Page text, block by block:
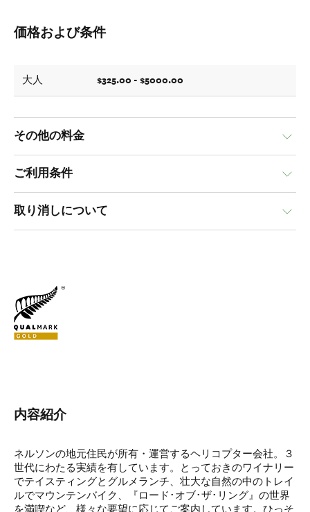
価格および条件
大人 $325.00 - $5000.00
その他の料金
ご利用条件
取り消しについて
内容紹介
ネルソンの地元住民が所有・運営するヘリコプター会社。３
世代にわたる実績を有しています。とっておきのワイナリー
でテイスティングとグルメランチ、壮大な自然の中のトレイ
ルでマウンテンバイク、『ロード･オブ･ザ･リング』の世界
を満喫など、様々な要望に応じてご案内しています。ひっそ